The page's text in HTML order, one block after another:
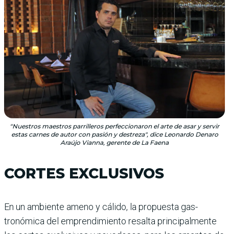
"Nuestros maestros parrilleros perfeccionaron el arte de asar y servir
estas carnes de autor con pasión y destreza", dice Leonardo Denaro
Araújo Vianna, gerente de La Faena
CORTES EXCLUSIVOS
En un ambiente ameno y cálido, la propuesta gas­
tronómica del emprendi­miento resalta principal­mente